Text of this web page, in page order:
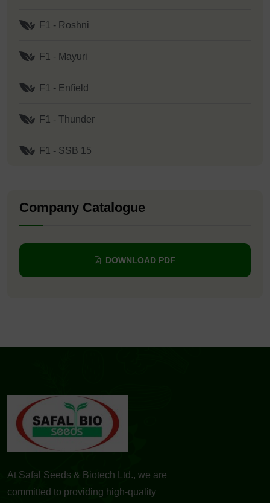
F1 - Roshni
F1 - Mayuri
F1 - Enﬁeld
F1 - Thunder
F1 - SSB 15
Company Catalogue
DOWNLOAD PDF
At Safal Seeds & Biotech Ltd., we are
committed to providing high-quality